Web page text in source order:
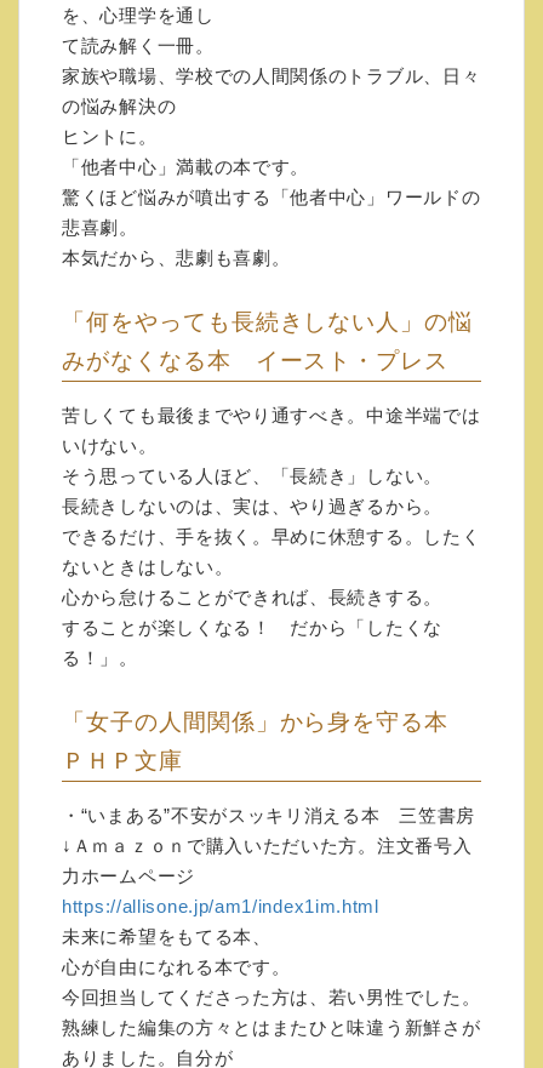
Amazonで願いが叶う心のカラクリ: 思いの
ままの人生がやって来る
無意識の作り方 (知的生きかた文庫)か、母
を変える本 (PHP文庫)のどちらかをご購入
いただき、注文番号を下
記ホームページにあるリンクより入力くださ
い。
↓「願いが叶う心のカラクリ」Ａｍａｚｏｎ
本購入ページ
https://amzn.to/2sUbptf
↓母と娘の「しんどい関係」Ａｍａｚｏｎ本
https://amzn.to/2rqGSTu
↓注文番号入力ホームページ
https://allisone.jp/aio-jp/tokutenn-
oto191218/
◇誰にも言えない「さみしさ」が
すっきり消える本 SBクリエイテ
ィブ
Amazonリンク
https://amzn.to/2FE0xTT
◇石原加受子 自分中心心理学読
本２「成功とお金の基礎心理理
論」
(オールイズワンＥブックス) Kindle版
https://www.amazon.co.jp/dp/B07TRK62M
W/
を、心理学を通し
て読み解く一冊。
家族や職場、学校での人間関係のトラブル、日々
の悩み解決の
ヒントに。
「他者中心」満載の本です。
驚くほど悩みが噴出する「他者中心」ワールドの
悲喜劇。
本気だから、悲劇も喜劇。
「何をやっても長続きしない人」の悩
みがなくなる本 イースト・プレス
苦しくても最後までやり通すべき。中途半端では
いけない。
そう思っている人ほど、「長続き」しない。
長続きしないのは、実は、やり過ぎるから。
できるだけ、手を抜く。早めに休憩する。したく
ないときはしない。
心から怠けることができれば、長続きする。
することが楽しくなる！ だから「したくな
る！」。
「女子の人間関係」から身を守る本
ＰＨＰ文庫
・“いまある”不安がスッキリ消える本 三笠書房
↓Ａｍａｚｏｎで購入いただいた方。注文番号入
力ホームページ
https://allisone.jp/am1/index1im.html
未来に希望をもてる本、
心が自由になれる本です。
今回担当してくださった方は、若い男性でした。
熟練した編集の方々とはまたひと味違う新鮮さが
ありました。自分が